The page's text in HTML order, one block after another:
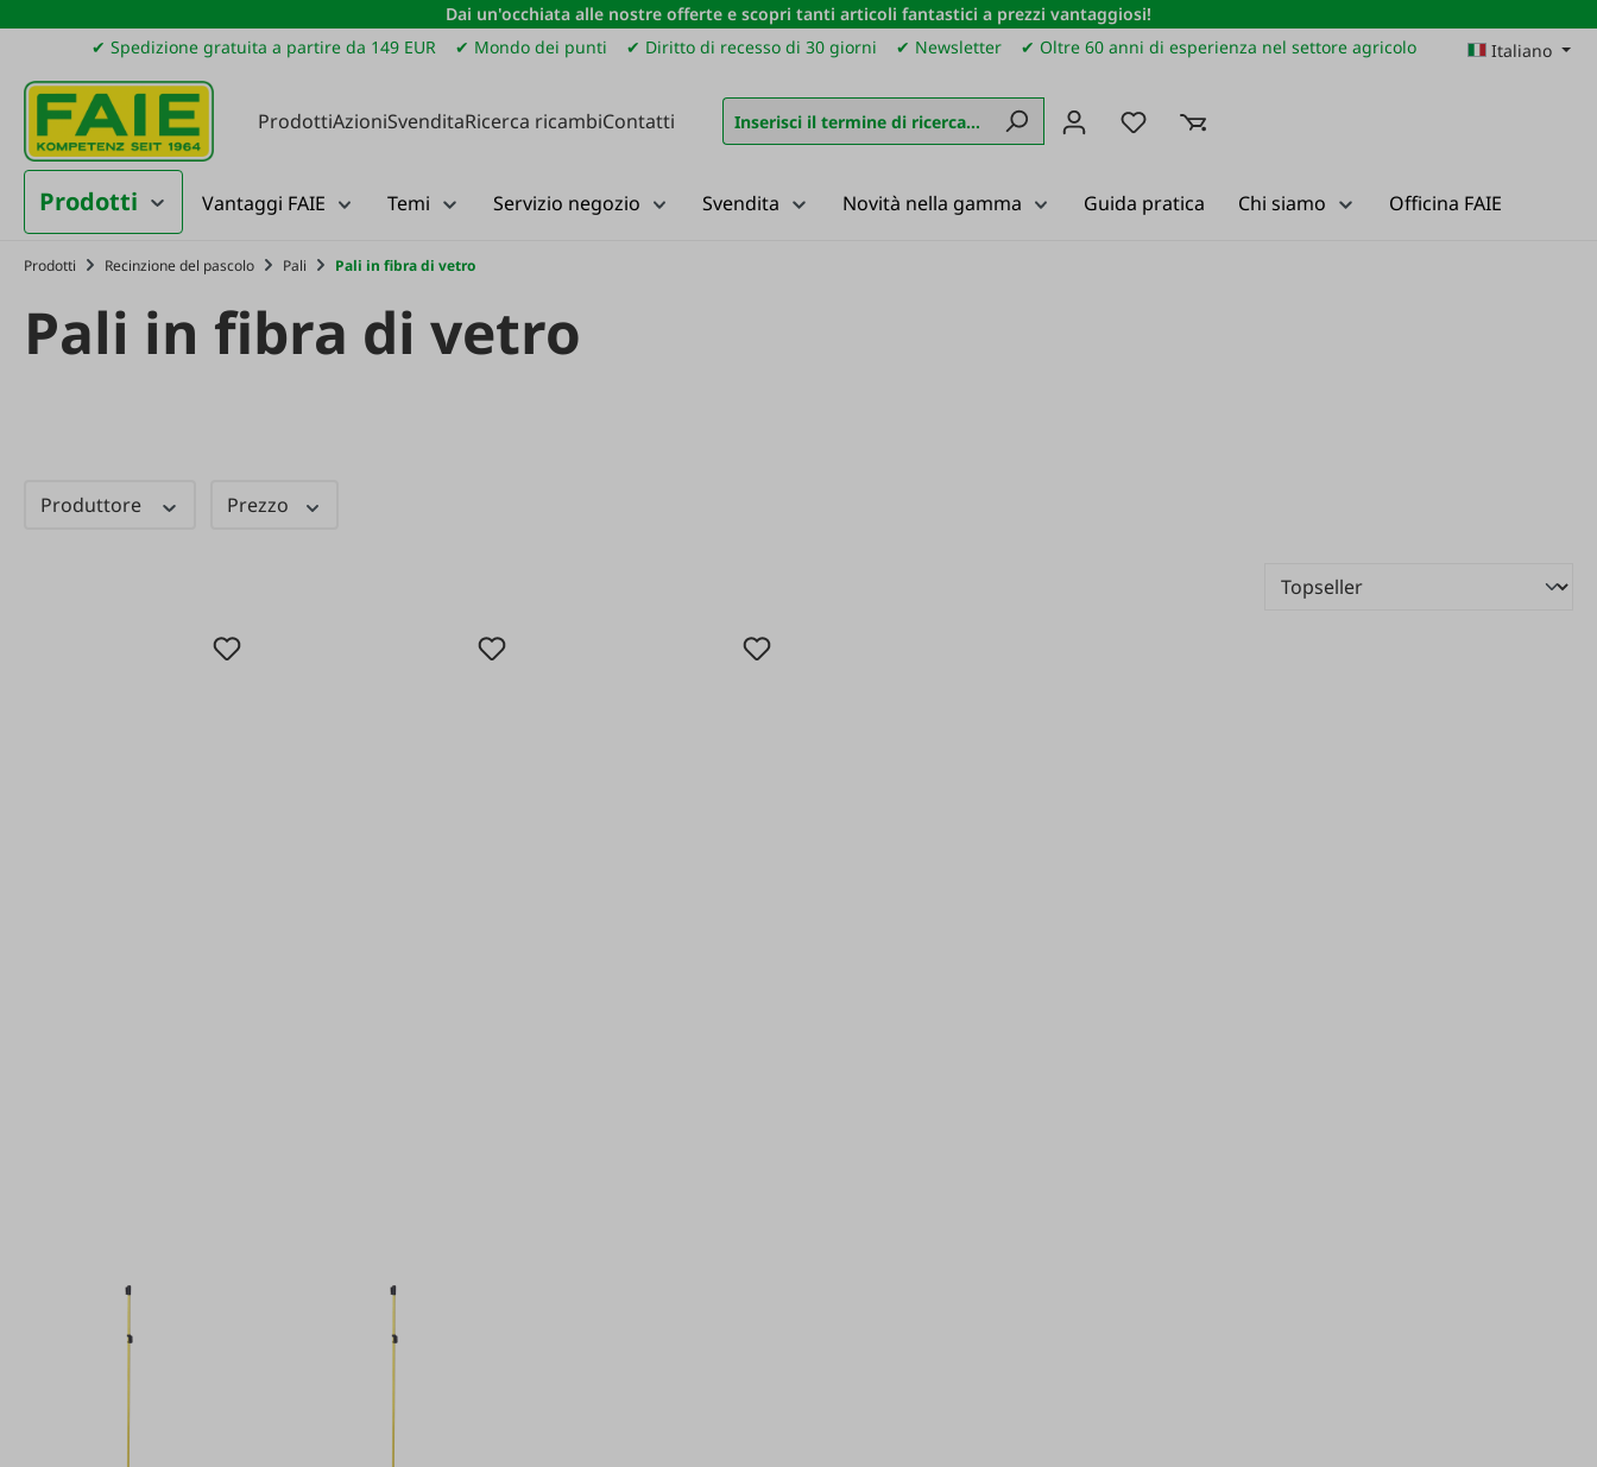
al contenuto principale
Salta alla ricerca
Passa alla navigazione principale
Dai un'occhiata alle nostre offerte e scopri tanti articoli fantastici a prezzi vantaggiosi!
✔ Spedizione gratuita a partire da 149 EUR
✔ Mondo dei punti ✔ Diritto di recesso di 30 giorni ✔ Newsletter ✔ Oltre 60 anni di esperienza nel settore agricolo Italiano
ProdottiAzioniSvenditaRicerca ricambiContatti Hai 0 articoli nella lista dei desideri
Prodotti Vantaggi FAIE Temi Servizio negozio Svendita Novità nella gamma Guida pratica Chi siamo Officina FAIE
Prodotti Recinzione del pascolo Pali Pali in fibra di vetro
Pali in fibra di vetro
Produttore Prezzo